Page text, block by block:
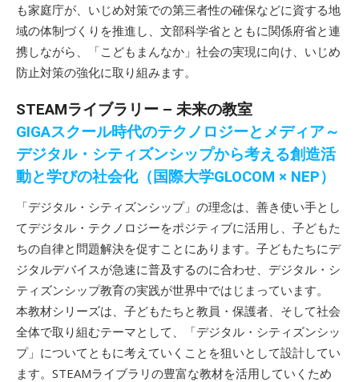
も家庭庁が、いじめ対策での第三者性の確保などに資する地
域の体制づくりを推進し、文部科学省とともに関係府省と連
携しながら、「こどもまんなか」社会の実現に向け、いじめ
防止対策の強化に取り組みます。
STEAMライブラリー – 未来の教室
GIGAスクール時代のテクノロジーとメディア～
デジタル・シティズンシップから考える創造活
動と学びの社会化（国際大学GLOCOM × NEP）
「デジタル・シティズンシップ」の理念は、善き使い手とし
てデジタル・テクノロジーをポジティブに活用し、子どもた
ちの自律と問題解決を促すことにあります。子どもたちにデ
ジタルデバイスが急速に普及するのに合わせ、デジタル・シ
ティズンシップ教育の実践が世界中ではじまっています。
本教材シリーズは、子どもたちと教員・保護者、そして社会
全体で取り組むテーマとして、「デジタル・シティズンシッ
プ」についてともに考えていくことを狙いとして設計してい
ます。STEAMライブラリの豊富な教材を活用していくため